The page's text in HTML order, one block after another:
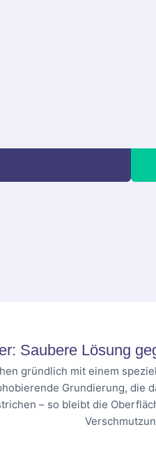
Saubere Lösung
gründlich mit einem
Grundierung, die
– so bleibt die